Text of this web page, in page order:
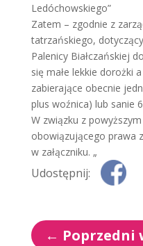
Ledóchowskiego”
Zatem – zgodnie z
tatrzańskiego,
Palenicy Białczańskiej
się małe lekkie dorożki
zabierające obecnie
plus woźnica) lub sanie
W związku z
obowiązującego prawa
w załączniku. „
Udostępnij:
← Poprzedni